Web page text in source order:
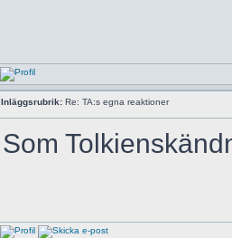
Inläggsrubrik: Re: TA:s egna reaktioner
Som